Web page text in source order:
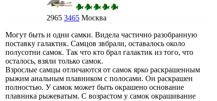
2965 3465 Москва
Могут быть и одни самки. Видела частично разобранную
поставку галактик. Самцов звбрали, оставалось около
полусотни самок. Так что кто брал галактик из того, что
осталось, взяли только самок.
Взрослые самцы отличаются от самок ярко раскрашенным
рыжим анальным плавником с полосами. Он раскрашен
полностью. У самок может быть окрашено основание
плавника рыжеватым. С возрастом у самок окрашивание